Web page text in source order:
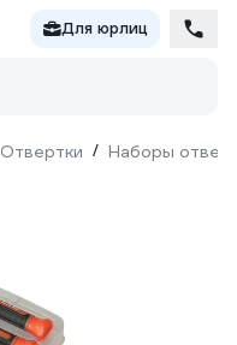
Для юрлиц
Отвертки / Наборы